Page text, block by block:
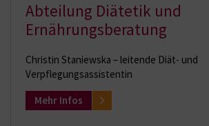
Abteilung Diätetik und
Ernährungsberatung
Christin Staniewska – leitende Diät- und
Verpflegungsassistentin
Mehr Infos